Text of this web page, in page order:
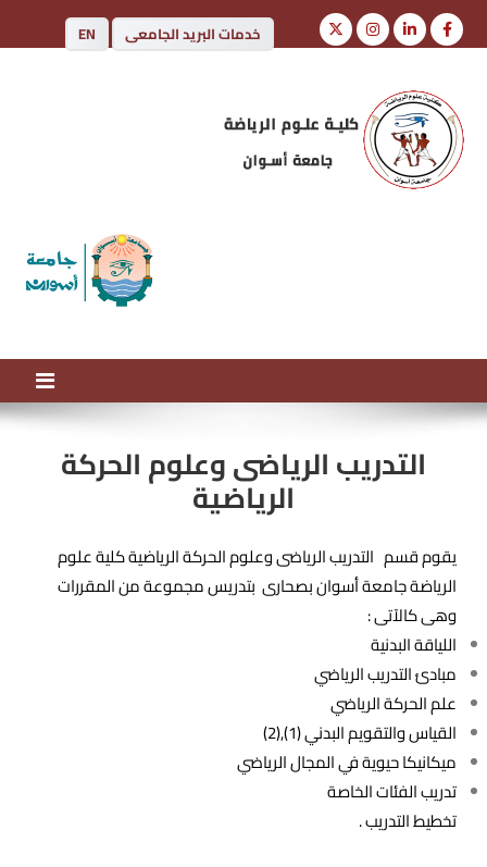
EN خدمات البريد الجامعى
كلية علوم الرياضة
التدريب الرياضى وعلوم الحركة
الرياضية
يقوم قسم التدريب الرياضى وعلوم الحركة الرياضية كلية علوم
الرياضة جامعة أسوان بصحارى بتدريس مجموعة من المقررات
وهى كالآتى :
اللياقة البدنية
مبادئ التدريب الرياضي
علم الحركة الرياضي
القياس والتقويم البدني (1),(2)
ميكانيكا حيوية في المجال الرياضي
تدريب الفئات الخاصة
تخطيط التدريب .